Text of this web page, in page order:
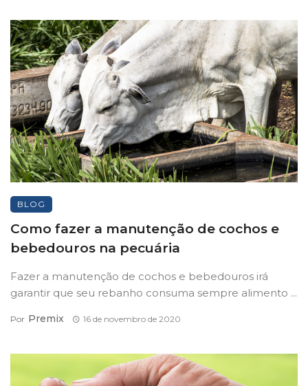
BLOG
Como fazer a manutenção de cochos e
bebedouros na pecuária
Fazer a manutenção de cochos e bebedouros irá
garantir que seu rebanho consuma sempre alimento ...
Por Premix 16 de novembro de 2020